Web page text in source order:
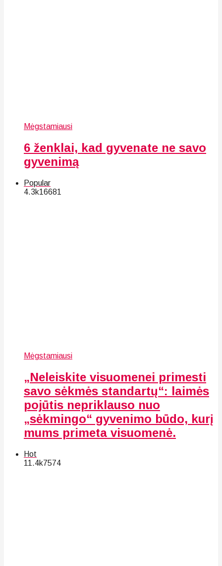
Mėgstamiausi
6 ženklai, kad gyvenate ne savo
gyvenimą
Popular
4.3k16681
Mėgstamiausi
„Neleiskite visuomenei primesti
savo sėkmės standartų“: laimės
pojūtis nepriklauso nuo
„sėkmingo“ gyvenimo būdo, kurį
mums primeta visuomenė.
Hot
11.4k7574